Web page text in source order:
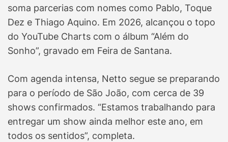
soma parcerias com nomes como Pablo, Toque
Dez e Thiago Aquino. Em 2026, alcançou o topo
do YouTube Charts com o álbum “Além do
Sonho”, gravado em Feira de Santana.
Com agenda intensa, Netto segue se preparando
para o período de São João, com cerca de 39
shows confirmados. “Estamos trabalhando para
entregar um show ainda melhor este ano, em
todos os sentidos”, completa.